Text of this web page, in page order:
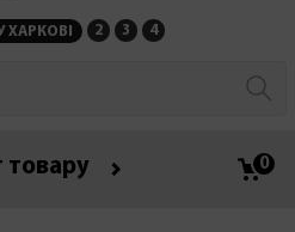
ХАРКОВІ 2 МАГАЗИН НА
3 СЕРВІСНИЙ ЦЕНТР
4
товару 0